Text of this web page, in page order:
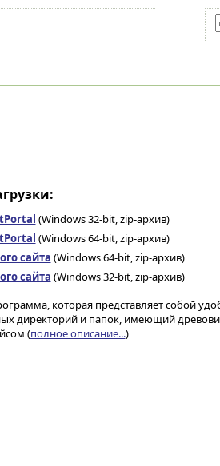
(Windows 32-bit, zip-архив)
(Windows 64-bit, zip-архив)
сайта (Windows 64-bit, zip-архив)
сайта (Windows 32-bit, zip-архив)
которая представляет собой
директорий и папок, имеющий
(полное описание...)